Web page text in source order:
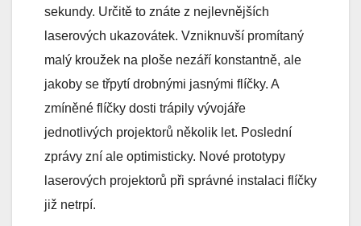
sekundy. Určitě to znáte z nejlevnějších
laserových ukazovátek. Vzniknuvší promítaný
malý kroužek na ploše nezáří konstantně, ale
jakoby se třpytí drobnými jasnými flíčky. A
zmíněné flíčky dosti trápily vývojáře
jednotlivých projektorů několik let. Poslední
zprávy zní ale optimisticky. Nové prototypy
laserových projektorů při správné instalaci flíčky
již netrpí.